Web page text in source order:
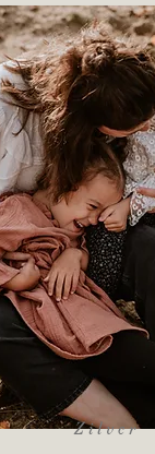
Pakket zilver
Zilver